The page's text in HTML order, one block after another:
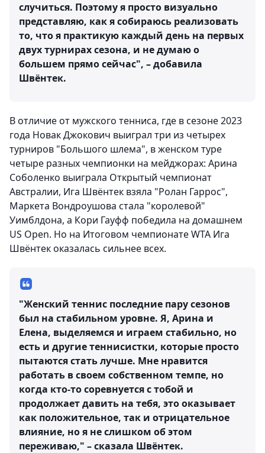
случиться. Поэтому я просто визуально
представляю, как я собираюсь реализовать
то, что я практикую каждый день на первых
двух турнирах сезона, и не думаю о
большем прямо сейчас", – добавила
Швёнтек.
В отличие от мужского тенниса, где в сезоне 2023
года Новак Джокович выиграл три из четырех
турниров "Большого шлема", в женском туре
четыре разных чемпионки на мейджорах: Арина
Соболенко выиграла Открытый чемпионат
Австралии, Ига Швёнтек взяла "Ролан Гаррос",
Маркета Вондроушова стала "королевой"
Уимблдона, а Кори Гауфф победила на домашнем
US Open. Но на Итоговом чемпионате WTA Ига
Швёнтек оказалась сильнее всех.
"Женский теннис последние пару сезонов
был на стабильном уровне. Я, Арина и
Елена, выделяемся и играем стабильно, но
есть и другие теннисистки, которые просто
пытаются стать лучше. Мне нравится
работать в своем собственном темпе, но
когда кто-то соревнуется с тобой и
продолжает давить на тебя, это оказывает
как положительное, так и отрицательное
влияние, но я не слишком об этом
переживаю," – сказала Швёнтек.